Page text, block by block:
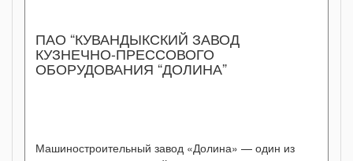
ПАО “КУВАНДЫКСКИЙ ЗАВОД
КУЗНЕЧНО-ПРЕССОВОГО
ОБОРУДОВАНИЯ “ДОЛИНА”
Машиностроительный завод «Долина» — один из